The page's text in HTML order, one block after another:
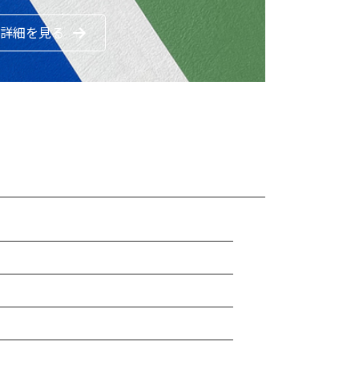
詳細を見る